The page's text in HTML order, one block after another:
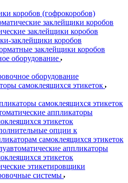
коробов (гофрокоробов)
заклейщики коробов
заклейщики коробов
заклейщики коробов
заклейщики коробов
оборудование
оборудование
самоклеящихся этикеток
самоклеящихся этикеток
аппликаторы
этикеток
опции к
самоклеящихся этикеток
аппликаторы
этикеток
этикетировщики
системы